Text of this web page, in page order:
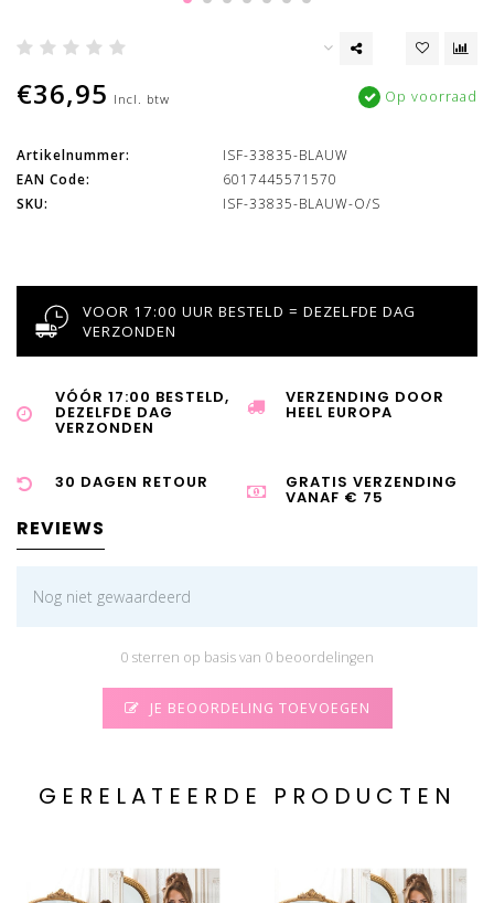
€36,95 Incl. btw Op voorraad
Artikelnummer:
ISF-33835-BLAUW
EAN Code:
6017445571570
SKU:
ISF-33835-BLAUW-O/S
VOOR 17:00 UUR BESTELD = DEZELFDE DAG
VERZONDEN
VÓÓR 17:00 BESTELD,
DEZELFDE DAG
VERZONDEN
VERZENDING DOOR
HEEL EUROPA
30 DAGEN RETOUR GRATIS VERZENDING
VANAF € 75
REVIEWS
Nog niet gewaardeerd
0 sterren op basis van 0 beoordelingen
JE BEOORDELING TOEVOEGEN
GERELATEERDE PRODUCTEN